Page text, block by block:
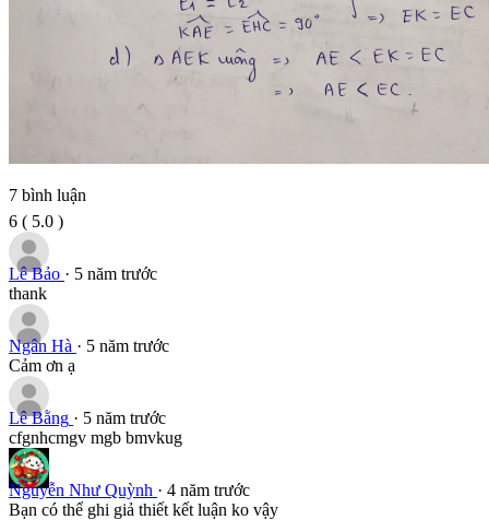
7 bình luận
6 ( 5.0 )
Lê Bảo · 5 năm trước
thank
Ngân Hà · 5 năm trước
Cảm ơn ạ
Lê Bằng · 5 năm trước
cfgnhcmgv mgb bmvkug
Nguyễn Như Quỳnh · 4 năm trước
Bạn có thể ghi giả thiết kết luận ko vậy